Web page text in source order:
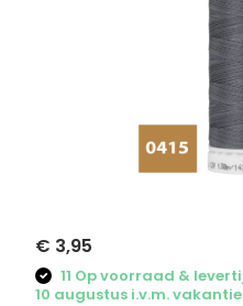
€ 3,95
11 Op voorraad &
10 augustus i.v.m.